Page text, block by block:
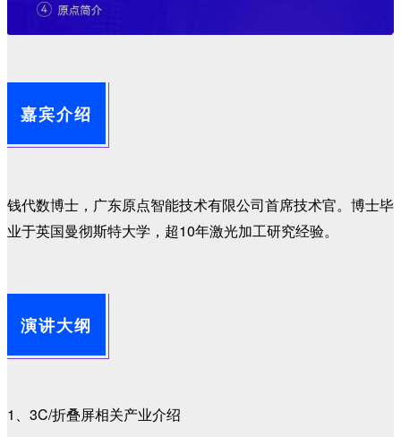
嘉宾介绍
钱代数博士，广东原点智能技术有限公司首席技术官。博士毕
业于英国曼彻斯特大学，超10年激光加工研究经验。
演讲大纲
1、3C/折叠屏相关产业介绍